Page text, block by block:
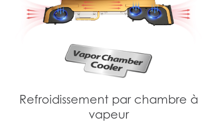
Refroidissement par chambre à
vapeur